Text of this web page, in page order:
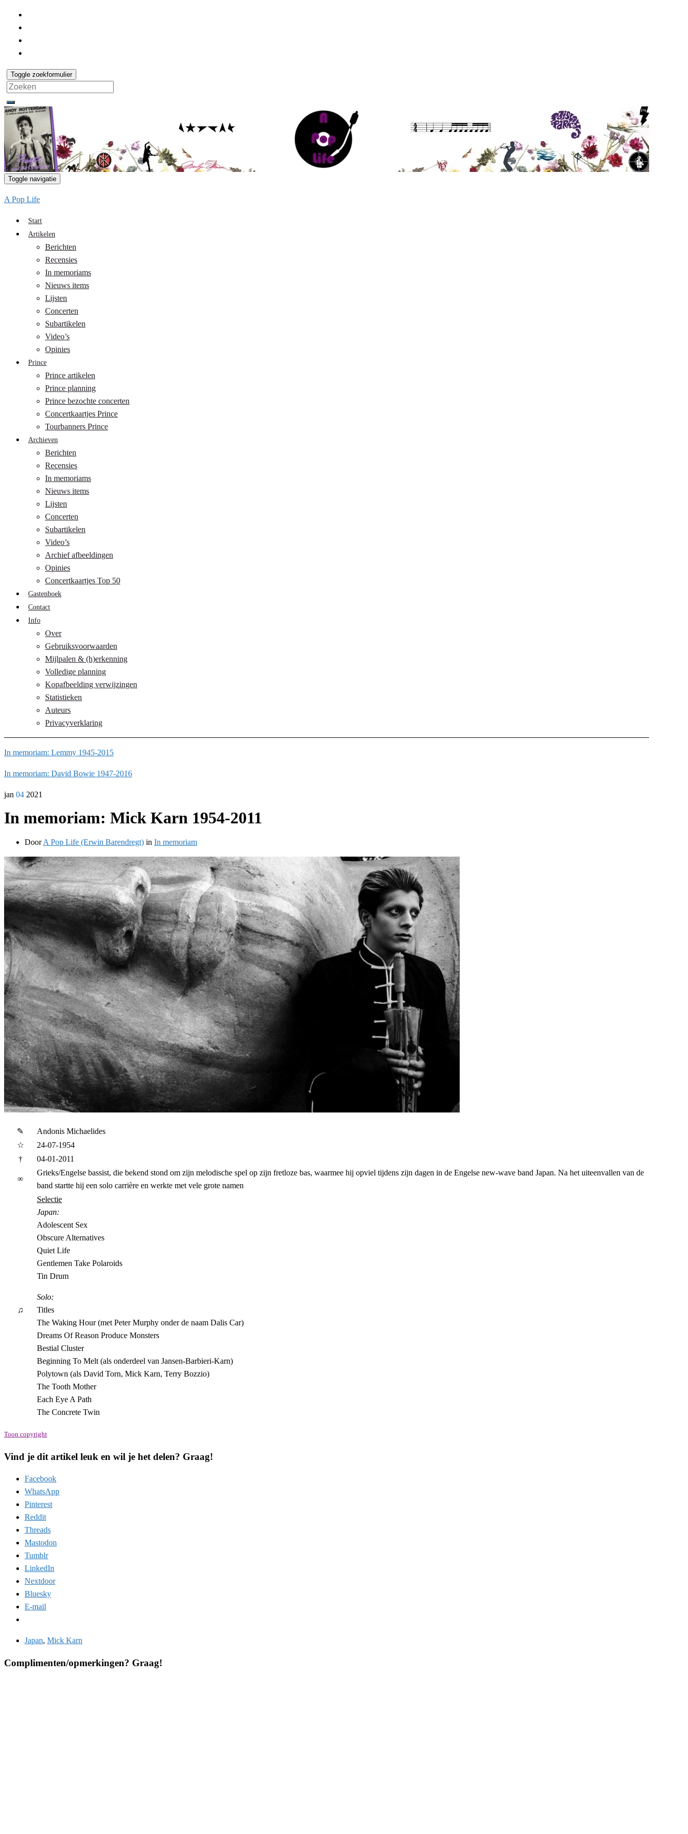
Toggle zoekformulier
Search
for:
Toggle navigatie
A Pop Life
Start
Artikelen
Berichten
Recensies
In memoriams
Nieuws items
Lijsten
Concerten
Subartikelen
Video’s
Opinies
Prince
Prince artikelen
Prince planning
Prince bezochte concerten
Concertkaartjes Prince
Tourbanners Prince
Archieven
Berichten
Recensies
In memoriams
Nieuws items
Lijsten
Concerten
Subartikelen
Video’s
Archief afbeeldingen
Opinies
Concertkaartjes Top 50
Gastenboek
Contact
Info
Over
Gebruiksvoorwaarden
Mijlpalen & (h)erkenning
Volledige planning
Kopafbeelding verwijzingen
Statistieken
Auteurs
Privacyverklaring
In memoriam: Lemmy 1945-2015
In memoriam: David Bowie 1947-2016
jan 04 2021
In memoriam: Mick Karn 1954-2011
DoorA Pop Life (Erwin Barendregt) in In memoriam
✎
Andonis Michaelides
☆
24-07-1954
†
04-01-2011
∞
Grieks/Engelse bassist, die bekend stond om zijn melodische spel op zijn fretloze bas, waarmee hij opviel tijdens zijn dagen in de Engelse new-wave band Japan. Na het uiteenvallen van de
band startte hij een solo carrière en werkte met vele grote namen
♫
Selectie
Japan:
Adolescent Sex
Obscure Alternatives
Quiet Life
Gentlemen Take Polaroids
Tin Drum
Solo:
Titles
The Waking Hour (met Peter Murphy onder de naam Dalis Car)
Dreams Of Reason Produce Monsters
Bestial Cluster
Beginning To Melt (als onderdeel van Jansen-Barbieri-Karn)
Polytown (als David Torn, Mick Karn, Terry Bozzio)
The Tooth Mother
Each Eye A Path
The Concrete Twin
Toon copyright
Vind je dit artikel leuk en wil je het delen? Graag!
Facebook
WhatsApp
Pinterest
Reddit
Threads
Mastodon
Tumblr
LinkedIn
Nextdoor
Bluesky
E-mail
Japan, Mick Karn
Complimenten/opmerkingen? Graag!